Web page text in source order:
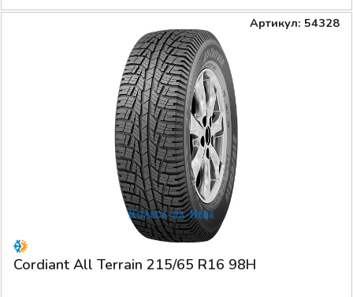
Артикул: 54328
Cordiant All Terrain 215/65 R16 98H